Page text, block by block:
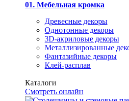
01. Мебельная кромка
Древесные декоры
Однотонные декоры
3D-акриловые декоры
Металлизированные
Фантазийные декоры
Клей-расплав
Каталоги
Смотреть онлайн